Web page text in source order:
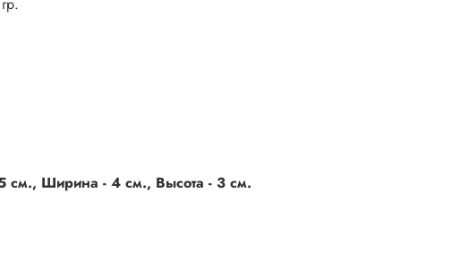
см., Ширина - 4 см., Высота - 3 см.